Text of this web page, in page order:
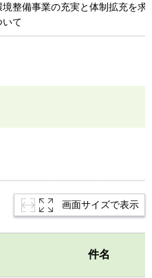
境整備事業の充実と体制拡充を求
いて
画面サイズで表示
件名